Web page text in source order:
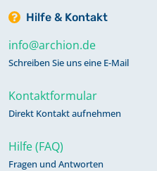
Hilfe & Kontakt
info@archion.de
Schreiben Sie uns eine E-Mail
Kontaktformular
Direkt Kontakt aufnehmen
Hilfe (FAQ)
Fragen und Antworten